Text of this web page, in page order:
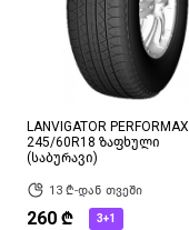
LANVIGATOR PERFORMAX
245/60R18 ზაფხული
(საბურავი)
13 ₾-დან თვეში
260 ₾ 3+1